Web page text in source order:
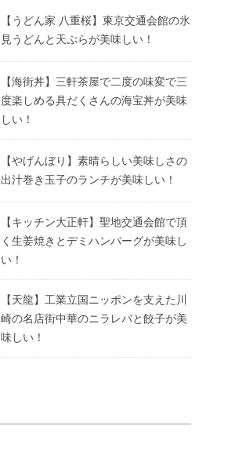
【うどん家 八重桜】東京交通会館の氷
見うどんと天ぷらが美味しい！
【海街丼】三軒茶屋で二度の味変で三
度楽しめる具だくさんの海宝丼が美味
しい！
【やげんぼり】素晴らしい美味しさの
出汁巻き玉子のランチが美味しい！
【キッチン大正軒】聖地交通会館で頂
く生姜焼きとデミハンバーグが美味し
い！
【天龍】工業立国ニッポンを支えた川
崎の名店街中華のニラレバと餃子が美
味しい！